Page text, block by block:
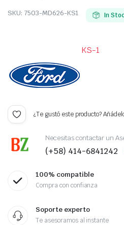
SKU: 7503-MD626-KS1 In
KS-1
¿Te gustó este producto?
Necesitas contactar un
(+58) 414-6841242
100% compatible
Compra con confianza
Soporte experto
Te asesoramos al instante